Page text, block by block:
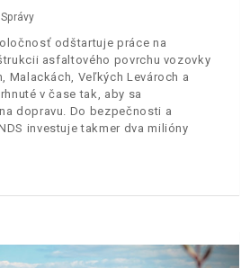
Správy
odštartuje práce na
asfaltového povrchu vozovky
Malackách, Veľkých Levároch a
v čase tak, aby sa
dopravu. Do bezpečnosti a
investuje takmer dva milióny